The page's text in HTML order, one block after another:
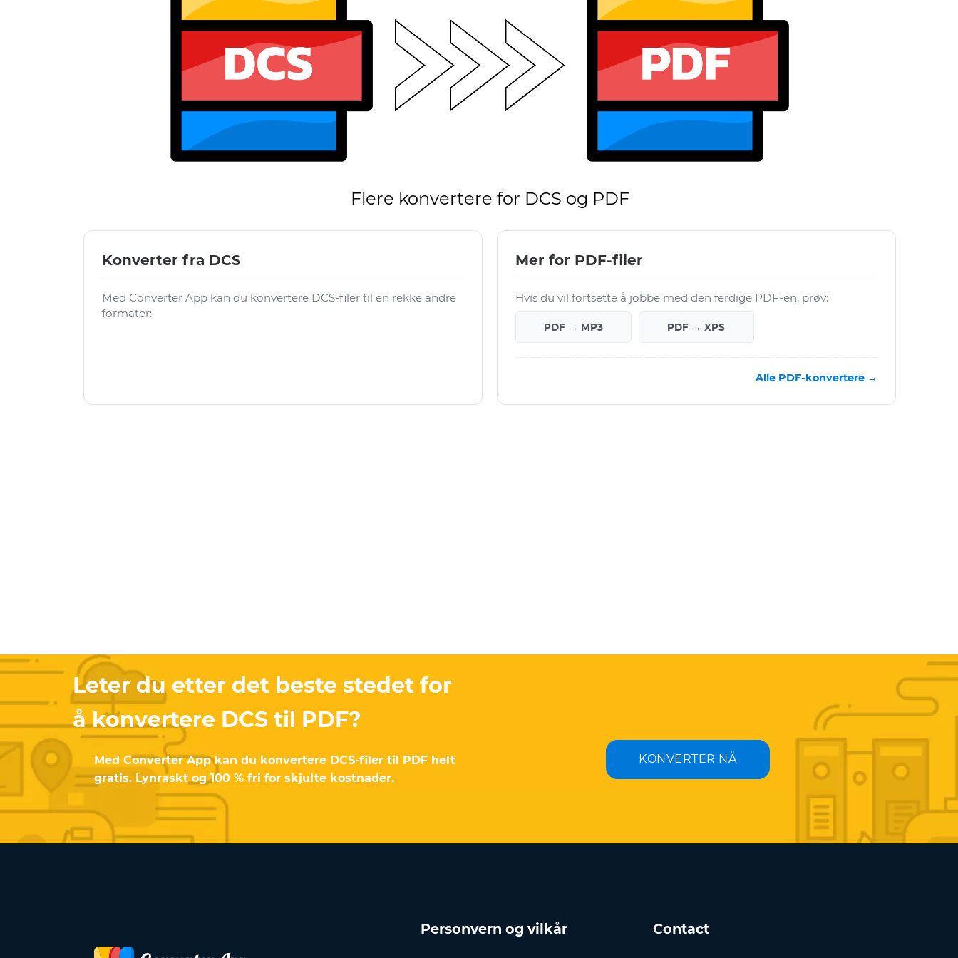
Flere konvertere for DCS og PDF
Konverter fra DCS
Med Converter App kan du konvertere DCS-filer til en rekke andre
formater:
Mer for PDF-filer
Hvis du vil fortsette å jobbe med den ferdige PDF-en, prøv:
PDF → MP3 PDF → XPS
Alle PDF-konvertere →
Leter du etter det beste stedet for
å konvertere DCS til PDF?
Med Converter App kan du konvertere DCS-filer til PDF helt
gratis. Lynraskt og 100 % fri for skjulte kostnader.
KONVERTER NÅ
Personvern og vilkår Contact